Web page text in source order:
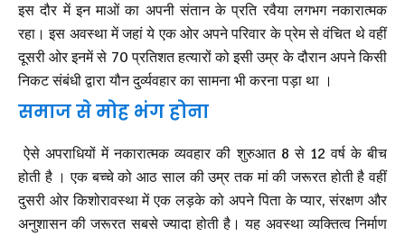
इस दौर में इन माओं का अपनी संतान के प्रति रवैया लगभग नकारात्मक
रहा। इस अवस्था में जहां ये एक ओर अपने परिवार के प्रेम से वंचित थे वहीं
दूसरी ओर इनमें से 70 प्रतिशत हत्यारों को इसी उम्र के दौरान अपने किसी
निकट संबंधी द्वारा यौन दुर्व्यवहार का सामना भी करना पड़ा था ।
समाज से मोह भंग होना
ऐसे अपराधियों में नकारात्मक व्यवहार की शुरुआत 8 से 12 वर्ष के बीच
होती है । एक बच्चे को आठ साल की उम्र तक मां की जरूरत होती है वहीं
दुसरी ओर किशोरावस्था में एक लड़के को अपने पिता के प्यार, संरक्षण और
अनुशासन की जरूरत सबसे ज्यादा होती है। यह अवस्था व्यक्तित्व निर्माण